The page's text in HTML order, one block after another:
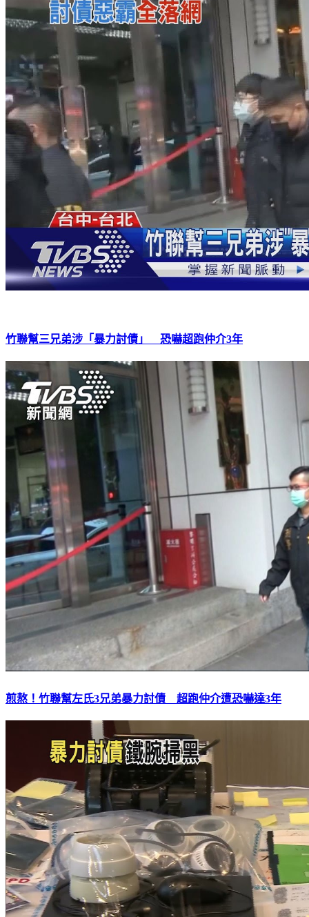
竹聯幫三兄弟涉「暴力討債」 恐嚇超跑仲介3年
煎熬！竹聯幫左氏3兄弟暴力討債 超跑仲介遭恐嚇達3年